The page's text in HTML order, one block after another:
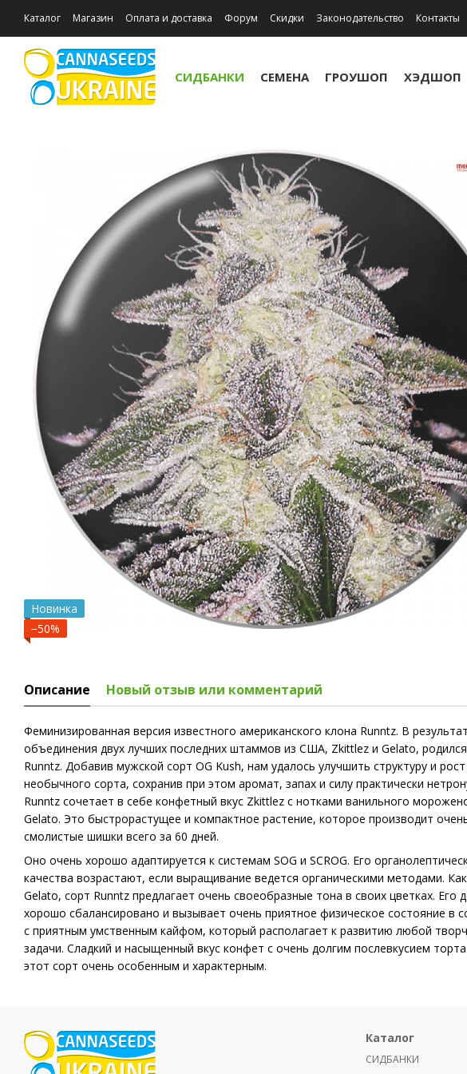
Каталог Магазин Оплата и доставка Форум Скидки Законодательство Контакты
СИДБАНКИ СЕМЕНА ГРОУШОП ХЭДШОП
Новинка
−50%
Описание Новый отзыв или комментарий
Феминизированная версия известного американского клона Runntz. В
объединения двух лучших последних штаммов из США, Zkittlez и Gelato,
Runntz. Добавив мужской сорт OG Kush, нам удалось улучшить структуру и
необычного сорта, сохранив при этом аромат, запах и силу практически
Runntz сочетает в себе конфетный вкус Zkittlez с нотками ванильного
Gelato. Это быстрорастущее и компактное растение, которое производит
смолистые шишки всего за 60 дней.
Оно очень хорошо адаптируется к системам SOG и SCROG. Его
качества возрастают, если выращивание ведется органическими методами.
Gelato, сорт Runntz предлагает очень своеобразные тона в своих цветках. Его
хорошо сбалансировано и вызывает очень приятное физическое состояние в
с приятным умственным кайфом, который располагает к развитию любой
задачи. Сладкий и насыщенный вкус конфет с очень долгим послевкусием
этот сорт очень особенным и характерным.
Каталог
СИДБАНКИ